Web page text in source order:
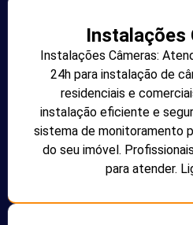
Instalações
Instalações Câmeras:
24h para instalação de
residenciais e
instalação eficiente e
sistema de monitoramento
do seu imóvel.
para atender.